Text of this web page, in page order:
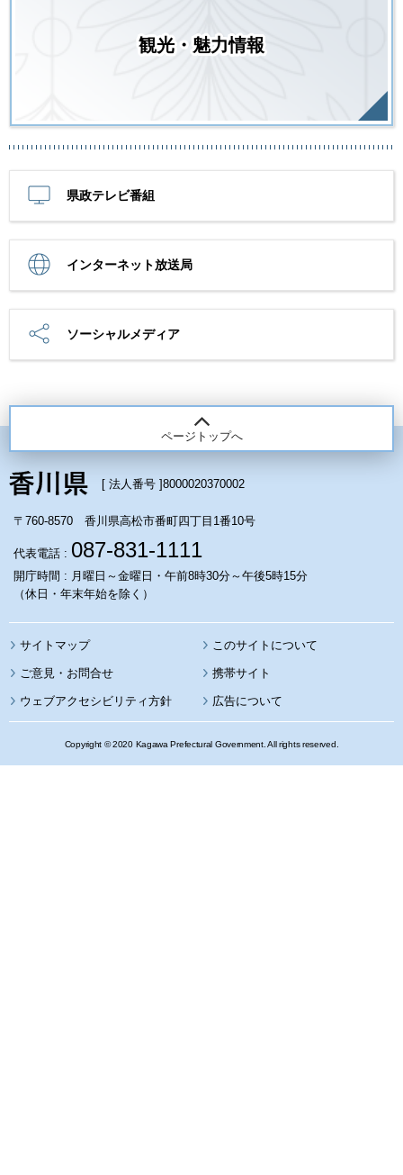
観光・魅力情報
県政テレビ番組
インターネット放送局
ソーシャルメディア
ページトップへ
[ 法人番号 ]8000020370002
〒760-8570 香川県高松市番町四丁目1番10号
代表電話 : 087-831-1111
開庁時間 : 月曜日～金曜日・午前8時30分～午後5時15分
（休日・年末年始を除く）
サイトマップ このサイトについて
携帯サイト
ウェブアクセシビリティ方針 広告について
Copyright © 2020 Kagawa Prefectural Government. All rights reserved.